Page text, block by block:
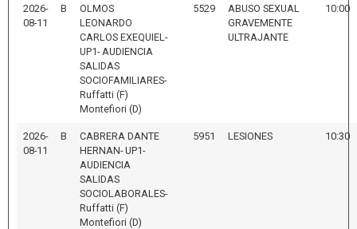
2026-
08-11
B
OLMOS
LEONARDO
CARLOS EXEQUIEL-
UP1- AUDIENCIA
SALIDAS
SOCIOFAMILIARES-
Ruffatti (F)
Montefiori (D)
5529
ABUSO SEXUAL
GRAVEMENTE
ULTRAJANTE
10:00
2026-
08-11
B
CABRERA DANTE
HERNAN- UP1-
AUDIENCIA
SALIDAS
SOCIOLABORALES-
Ruffatti (F)
Montefiori (D)
5951 LESIONES 10:30